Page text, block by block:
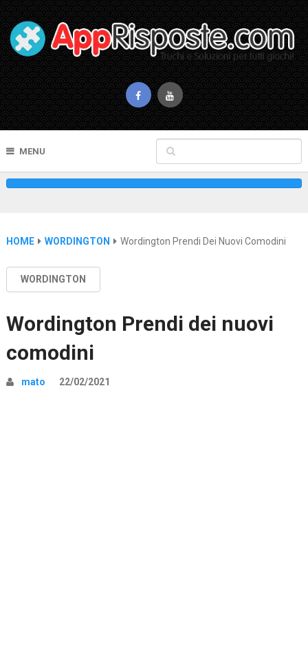
MENU
HOME WORDINGTON Wordington Prendi Dei Nuovi Comodini
WORDINGTON
Wordington Prendi dei nuovi
comodini
mato 22/02/2021